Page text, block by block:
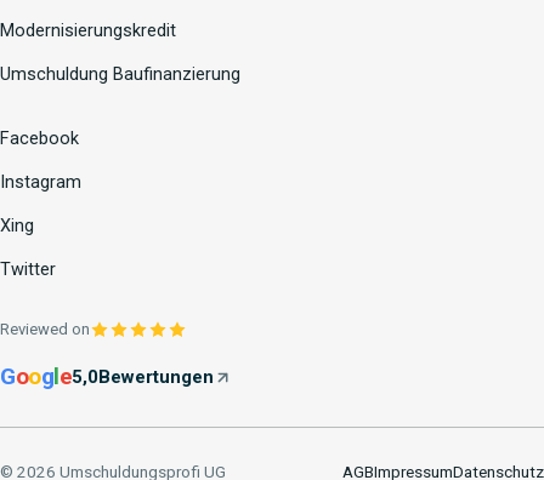
Modernisierungskredit
Umschuldung Baufinanzierung
Facebook
Instagram
Xing
Twitter
Reviewed on
Google5,0Bewertungen
© 2026 Umschuldungsprofi UG AGBImpressumDatenschutz